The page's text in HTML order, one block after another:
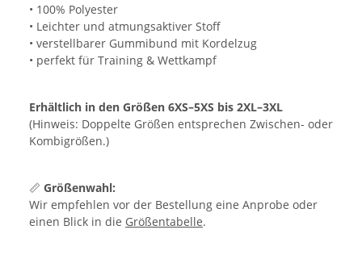
• 100% Polyester
• Leichter und atmungsaktiver Stoff
• verstellbarer Gummibund mit Kordelzug
• perfekt für Training & Wettkampf
Erhältlich in den Größen 6XS–5XS bis 2XL–3XL
(Hinweis: Doppelte Größen entsprechen Zwischen- oder
Kombigrößen.)
📏 Größenwahl:
Wir empfehlen vor der Bestellung eine Anprobe oder
einen Blick in die Größentabelle.